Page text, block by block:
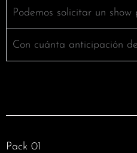
Podemos solicitar un show
Con cuánta anticipación
Pack 01